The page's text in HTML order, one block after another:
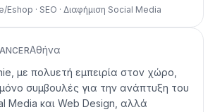
· SEO · Διαφήμιση Social Media
Αθήνα
με πολυετή εμπειρία στον χώρο,
συμβουλές για την ανάπτυξη του
Media και Web Design, αλλά